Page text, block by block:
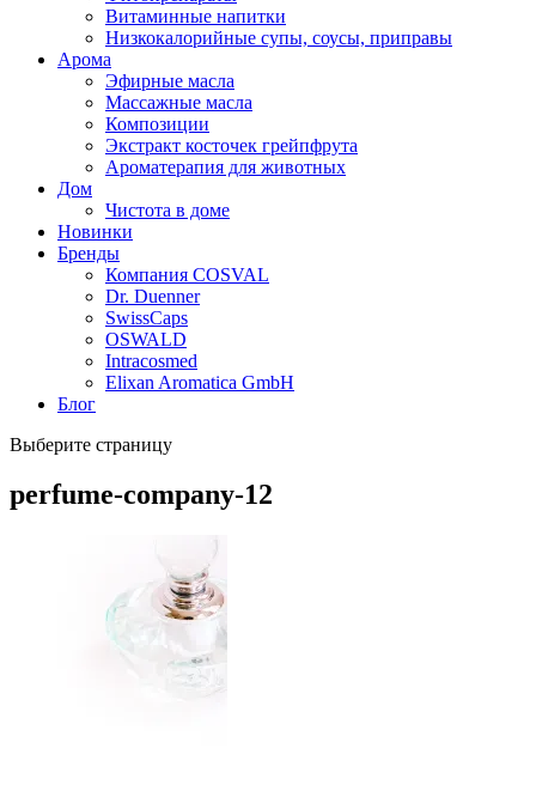
Витаминные напитки
Низкокалорийные супы, соусы, приправы
Арома
Эфирные масла
Массажные масла
Композиции
Экстракт косточек грейпфрута
Ароматерапия для животных
Дом
Чистота в доме
Новинки
Бренды
Компания COSVAL
Dr. Duenner
SwissCaps
OSWALD
Intracosmed
Elixan Aromatica GmbH
Блог
Выберите страницу
perfume-company-12